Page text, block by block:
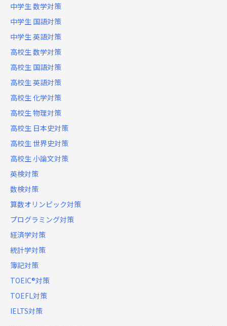
中学生 数学対策
中学生 国語対策
中学生 英語対策
高校生 数学対策
高校生 国語対策
高校生 英語対策
高校生 化学対策
高校生 物理対策
高校生 日本史対策
高校生 世界史対策
高校生 小論文対策
英検対策
数検対策
算数オリンピック対策
プログラミング対策
経済学対策
統計学対策
簿記対策
TOEIC®対策
TOEFL対策
IELTS対策